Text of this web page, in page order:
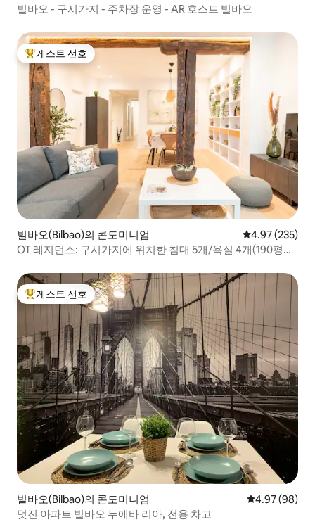
빌바오 - 구시가지 - 주차장 운영 - AR 호스트 빌바오
상위 게스트 선호
게스트 선호
빌바오(Bilbao)의 콘도미니엄 평점 4.97점(5
4.97 (235)
OT 레지던스: 구시가지에 위치한 침대 5개/욕실 4개(190평방
상위 게스트 선호
게스트 선호
빌바오(Bilbao)의 콘도미니엄 평점 4.97점(5
4.97 (98)
멋진 아파트 빌바오 누에바 리아, 전용 차고